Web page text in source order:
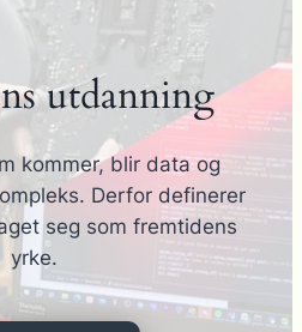
utdanning
kommer, blir data og
Derfor definerer
seg som fremtidens
yrke.